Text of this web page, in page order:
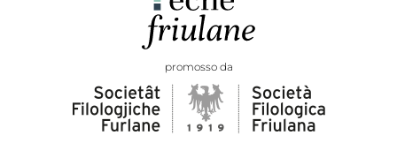
promosso da